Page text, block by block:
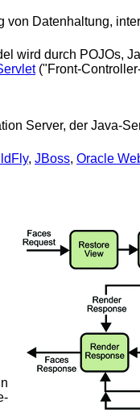
von Datenhaltung,
wird durch POJOs,
("Front-
Server, der Java-
, JBoss, Oracle